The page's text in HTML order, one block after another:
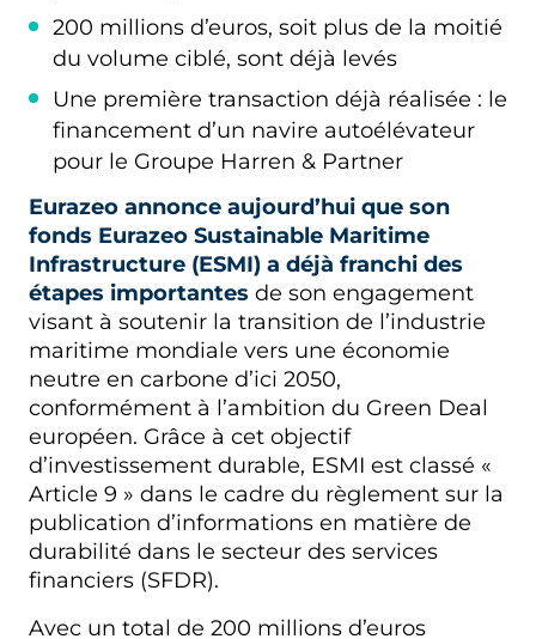
200 millions d’euros, soit plus de la moitié
du volume ciblé, sont déjà levés
Une première transaction déjà réalisée : le
financement d’un navire autoélévateur
pour le Groupe Harren & Partner
Eurazeo annonce aujourd’hui que son
fonds Eurazeo Sustainable Maritime
Infrastructure (ESMI) a déjà franchi des
étapes importantes de son engagement
visant à soutenir la transition de l’industrie
maritime mondiale vers une économie
neutre en carbone d’ici 2050,
conformément à l’ambition du Green Deal
européen. Grâce à cet objectif
d’investissement durable, ESMI est classé «
Article 9 » dans le cadre du règlement sur la
publication d’informations en matière de
durabilité dans le secteur des services
financiers (SFDR).
Avec un total de 200 millions d’euros